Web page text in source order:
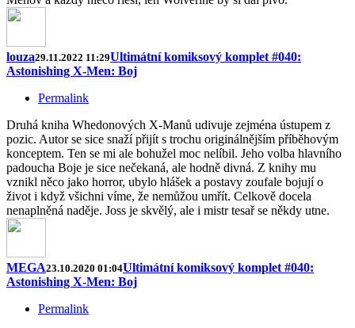
louza29.11.2022 11:29Ultimátní komiksový komplet #040:
Astonishing X-Men: Boj
Permalink
Druhá kniha Whedonových X-Manů udivuje zejména ústupem z
pozic. Autor se sice snaží přijít s trochu originálnějším příběhovým
konceptem. Ten se mi ale bohužel moc nelíbil. Jeho volba hlavního
padoucha Boje je sice nečekaná, ale hodně divná. Z knihy mu
vznikl něco jako horror, ubylo hlášek a postavy zoufale bojují o
život i když všichni víme, že nemůžou umřít. Celkově docela
nenaplněná naděje. Joss je skvělý, ale i mistr tesař se někdy utne.
MEGA23.10.2020 01:04Ultimátní komiksový komplet #040:
Astonishing X-Men: Boj
Permalink